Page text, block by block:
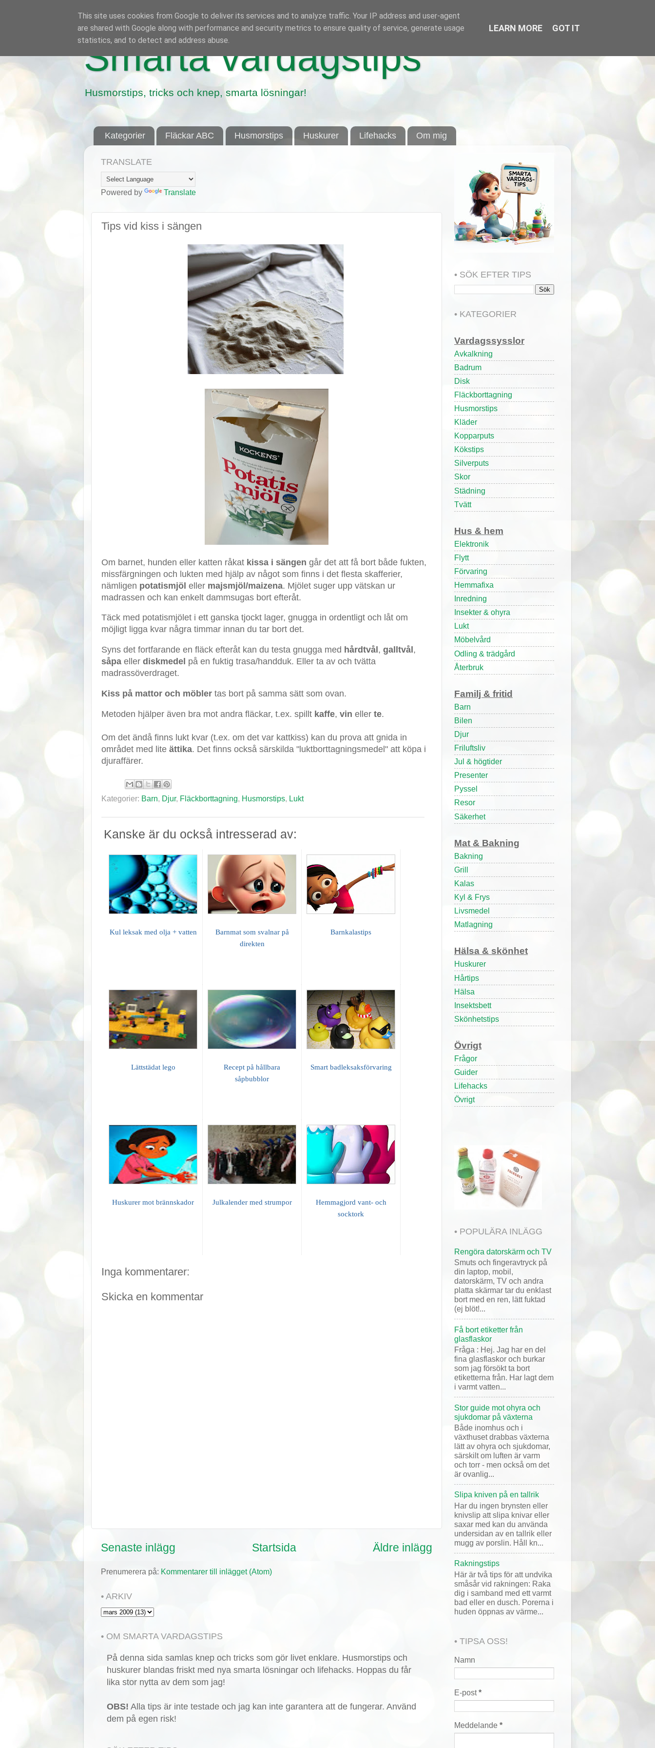
Smarta vardagstips
Husmorstips, tricks och knep, smarta lösningar!
Kategorier Fläckar ABC Husmorstips Huskurer Lifehacks Om mig
TRANSLATE
Powered by Translate
Tips vid kiss i sängen
Om barnet, hunden eller katten råkat kissa i sängen går det att få bort både fukten,
missfärgningen och lukten med hjälp av något som finns i det flesta skafferier,
nämligen potatismjöl eller majsmjöl/maizena. Mjölet suger upp vätskan ur
madrassen och kan enkelt dammsugas bort efteråt.
Täck med potatismjölet i ett ganska tjockt lager, gnugga in ordentligt och låt om
möjligt ligga kvar några timmar innan du tar bort det.
Syns det fortfarande en fläck efteråt kan du testa gnugga med hårdtvål , galltvål ,
såpa eller diskmedel på en fuktig trasa/handduk. Eller ta av och tvätta
madrassöverdraget.
Kiss på mattor och möbler tas bort på samma sätt som ovan.
Metoden hjälper även bra mot andra fläckar, t.ex. spillt kaffe, vin eller te.
Om det ändå finns lukt kvar (t.ex. om det var kattkiss) kan du prova att gnida in
området med lite ättika. Det finns också särskilda "luktborttagningsmedel" att köpa i
djuraffärer.
Kategorier: Barn, Djur, Fläckborttagning, Husmorstips, Lukt
Kanske är du också intresserad av:
Kul leksak med olja + vatten
Barnmat som svalnar på
direkten
Barnkalastips
Lättstädat lego
Recept på hållbara
såpbubblor
Smart badleksaksförvaring
Huskurer mot brännskador Julkalender med strumpor
Hemmagjord vant- och
socktork
Inga kommentarer:
Skicka en kommentar
Senaste inlägg Äldre inlägg
Startsida
Prenumerera på: Kommentarer till inlägget (Atom)
• ARKIV
• OM SMARTA VARDAGSTIPS
På denna sida samlas knep och tricks som gör livet enklare. Husmorstips och
huskurer blandas friskt med nya smarta lösningar och lifehacks. Hoppas du får
lika stor nytta av dem som jag!
OBS! Alla tips är inte testade och jag kan inte garantera att de fungerar. Använd
dem på egen risk!
• SÖK EFTER TIPS
• KATEGORIER
Vardagssysslor
Avkalkning
Badrum
Disk
Fläckborttagning
Husmorstips
Kläder
Kopparputs
Kökstips
Silverputs
Skor
Städning
Tvätt
Hus & hem
Elektronik
Flytt
Förvaring
Hemmafixa
Inredning
Insekter & ohyra
Lukt
Möbelvård
Odling & trädgård
Återbruk
Familj & fritid
Barn
Bilen
Djur
Friluftsliv
Jul & högtider
Presenter
Pyssel
Resor
Säkerhet
Mat & Bakning
Bakning
Grill
Kalas
Kyl & Frys
Livsmedel
Matlagning
Hälsa & skönhet
Huskurer
Hårtips
Hälsa
Insektsbett
Skönhetstips
Övrigt
Frågor
Guider
Lifehacks
Övrigt
• POPULÄRA INLÄGG
Rengöra datorskärm och TV
Smuts och fingeravtryck på
din laptop, mobil,
datorskärm, TV och andra
platta skärmar tar du enklast
bort med en ren, lätt fuktad
(ej blöt!...
Få bort etiketter från
glasflaskor
Fråga : Hej. Jag har en del
fina glasflaskor och burkar
som jag försökt ta bort
etiketterna från. Har lagt dem
i varmt vatten...
Stor guide mot ohyra och
sjukdomar på växterna
Både inomhus och i
växthuset drabbas växterna
lätt av ohyra och sjukdomar,
särskilt om luften är varm
och torr - men också om det
är ovanlig...
Slipa kniven på en tallrik
Har du ingen brynsten eller
knivslip att slipa knivar eller
saxar med kan du använda
undersidan av en tallrik eller
mugg av porslin. Håll kn...
Rakningstips
Här är två tips för att undvika
småsår vid rakningen: Raka
dig i samband med ett varmt
bad eller en dusch. Porerna i
huden öppnas av värme...
• TIPSA OSS!
Namn
E-post*
Meddelande *
This site uses cookies from Google to deliver its services and to analyze traffic. Your IP address and user-agent
are shared with Google along with performance and security metrics to ensure quality of service, generate usage
statistics, and to detect and address abuse.
LEARN MORE GOT IT